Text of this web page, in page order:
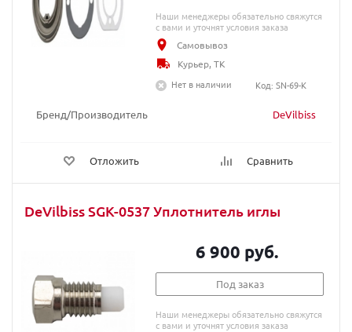
Бренд/Производитель DeVilbiss
Отложить Сравнить
Наши менеджеры обязательно свяжутся
с вами и уточнят условия заказа
Самовывоз
Курьер, ТК
Нет в наличии
Код: SN-69-K
DeVilbiss SGK-0537 Уплотнитель иглы
6 900 руб.
Под заказ
Наши менеджеры обязательно свяжутся
с вами и уточнят условия заказа